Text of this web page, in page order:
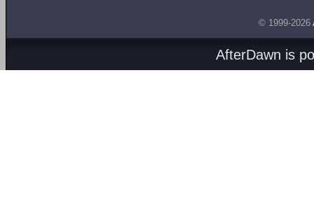
© 1999-2026
AfterDawn is